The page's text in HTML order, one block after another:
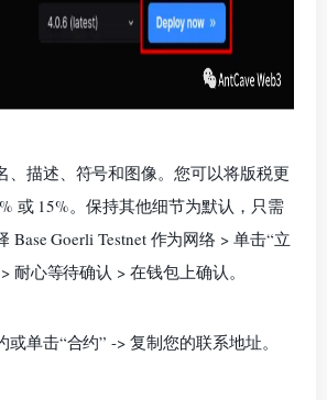
、描述、符号和图像。您可以将版税更
或 15%。保持其他细节为默认，只需
Base Goerli Testnet 作为网络 > 单击“立
耐心等待确认 > 在钱包上确认。
或单击“合约” -> 复制您的联系地址。